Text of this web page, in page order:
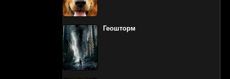
Геошторм